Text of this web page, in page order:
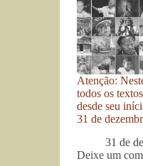
Atenção:
todos os
desde seu
31 de
31 de
Deixe um